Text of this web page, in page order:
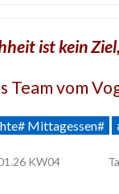
ist kein
Team vom
Mittagessen#
KW04